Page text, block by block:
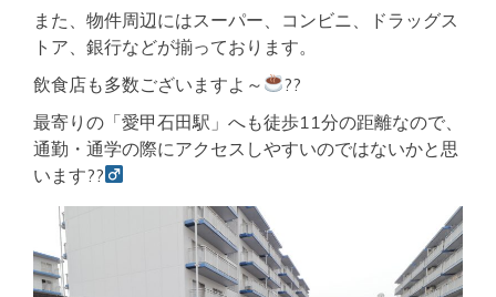
また、物件周辺にはスーパー、コンビニ、ドラッグス
トア、銀行などが揃っております。
飲食店も多数ございますよ～
??
最寄りの「愛甲石田駅」へも徒歩11分の距離なので、
通勤・通学の際にアクセスしやすいのではないかと思
います??‍